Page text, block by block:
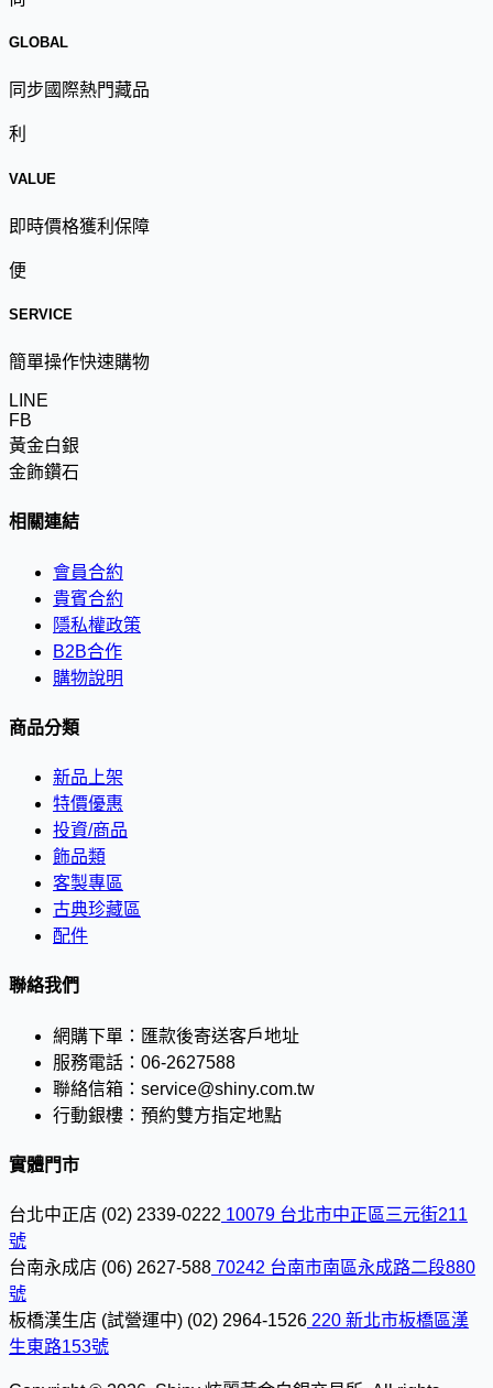
GLOBAL
同步國際熱門藏品
利
VALUE
即時價格獲利保障
便
SERVICE
簡單操作快速購物
LINE
FB
黃金白銀
金飾鑽石
相關連結
會員合約
貴賓合約
隱私權政策
B2B合作
購物說明
商品分類
新品上架
特價優惠
投資/商品
飾品類
客製專區
古典珍藏區
配件
聯絡我們
網購下單： 匯款後寄送客戶地址
服務電話： 06-2627588
聯絡信箱： service@shiny.com.tw
行動銀樓： 預約雙方指定地點
實體門市
台北中正店 (02) 2339-0222 10079 台北市中正區三元街211
號
台南永成店 (06) 2627-588 70242 台南市南區永成路二段880
號
板橋漢生店 (試營運中) (02) 2964-1526 220 新北市板橋區漢
生東路153號